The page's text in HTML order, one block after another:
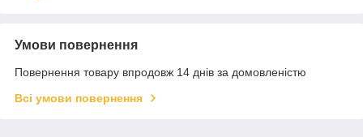
Умови повернення
Повернення товару впродовж 14 днів за домовленістю
Всі умови повернення